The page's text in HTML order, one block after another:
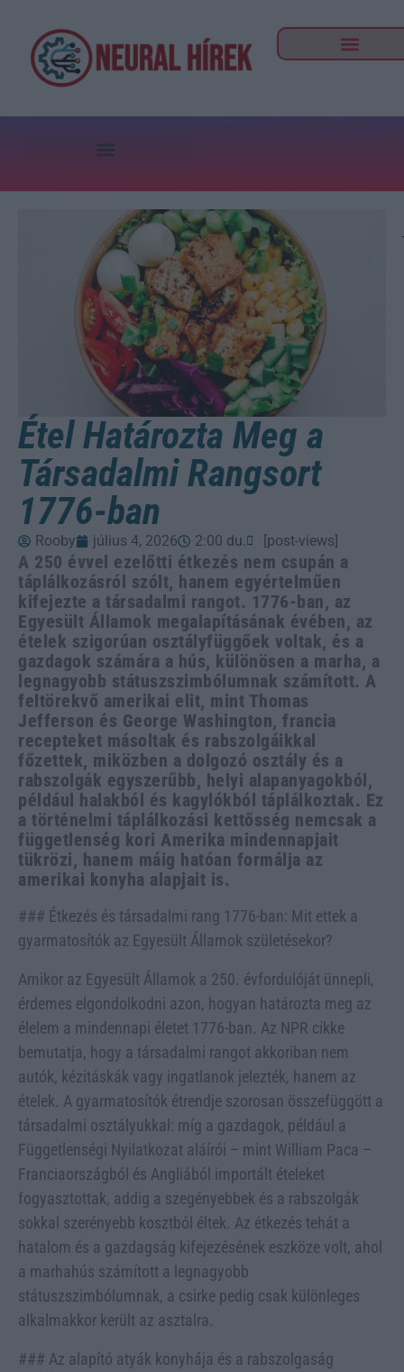
Étel Határozta Meg a
Társadalmi Rangsort
1776-ban
Rooby július 4, 2026 2:00 du. [post-views]
A 250 évvel ezelőtti étkezés nem csupán a
táplálkozásról szólt, hanem egyértelműen
kifejezte a társadalmi rangot. 1776-ban, az
Egyesült Államok megalapításának évében, az
ételek szigorúan osztályfüggőek voltak, és a
gazdagok számára a hús, különösen a marha, a
legnagyobb státuszszimbólumnak számított. A
feltörekvő amerikai elit, mint Thomas
Jefferson és George Washington, francia
recepteket másoltak és rabszolgáikkal
főzettek, miközben a dolgozó osztály és a
rabszolgák egyszerűbb, helyi alapanyagokból,
például halakból és kagylókból táplálkoztak. Ez
a történelmi táplálkozási kettősség nemcsak a
függetlenség kori Amerika mindennapjait
tükrözi, hanem máig hatóan formálja az
amerikai konyha alapjait is.
### Étkezés és társadalmi rang 1776-ban: Mit ettek a
gyarmatosítók az Egyesült Államok születésekor?
Amikor az Egyesült Államok a 250. évfordulóját ünnepli,
érdemes elgondolkodni azon, hogyan határozta meg az
élelem a mindennapi életet 1776-ban. Az NPR cikke
bemutatja, hogy a társadalmi rangot akkoriban nem
autók, kézitáskák vagy ingatlanok jelezték, hanem az
ételek. A gyarmatosítók étrendje szorosan összefüggött a
társadalmi osztályukkal: míg a gazdagok, például a
Függetlenségi Nyilatkozat aláírói – mint William Paca –
Franciaországból és Angliából importált ételeket
fogyasztottak, addig a szegényebbek és a rabszolgák
sokkal szerényebb kosztból éltek. Az étkezés tehát a
hatalom és a gazdagság kifejezésének eszköze volt, ahol
a marhahús számított a legnagyobb
státuszszimbólumnak, a csirke pedig csak különleges
alkalmakkor került az asztalra.
### Az alapító atyák konyhája és a rabszolgaság